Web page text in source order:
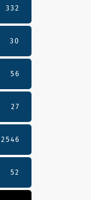
332
30
56
27
2546
52